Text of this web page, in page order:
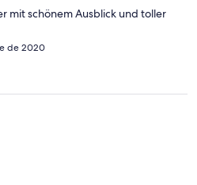
mit schönem Ausblick und toller
de 2020